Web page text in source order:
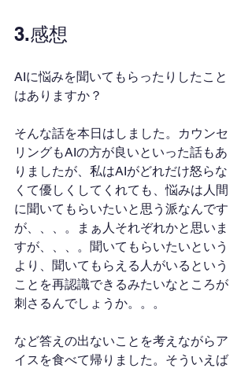
3.感想
AIに悩みを聞いてもらったりしたこと
はありますか？
そんな話を本日はしました。カウンセ
リングもAIの方が良いといった話もあ
りましたが、私はAIがどれだけ怒らな
くて優しくしてくれても、悩みは人間
に聞いてもらいたいと思う派なんです
が、、、。まぁ人それぞれかと思いま
すが、、、。聞いてもらいたいという
より、聞いてもらえる人がいるという
ことを再認識できるみたいなところが
刺さるんでしょうか。。。
など答えの出ないことを考えながらア
イスを食べて帰りました。そういえば